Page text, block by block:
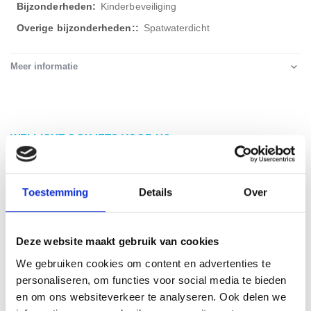
Toestemming Details Over
Deze website maakt gebruik van cookies
We gebruiken cookies om content en advertenties te
personaliseren, om functies voor social media te bieden
en om ons websiteverkeer te analyseren. Ook delen we
Kinderbeveiliging
Spatwaterdicht
Meer informatie
WELLICHT OOK IETS VOOR U?